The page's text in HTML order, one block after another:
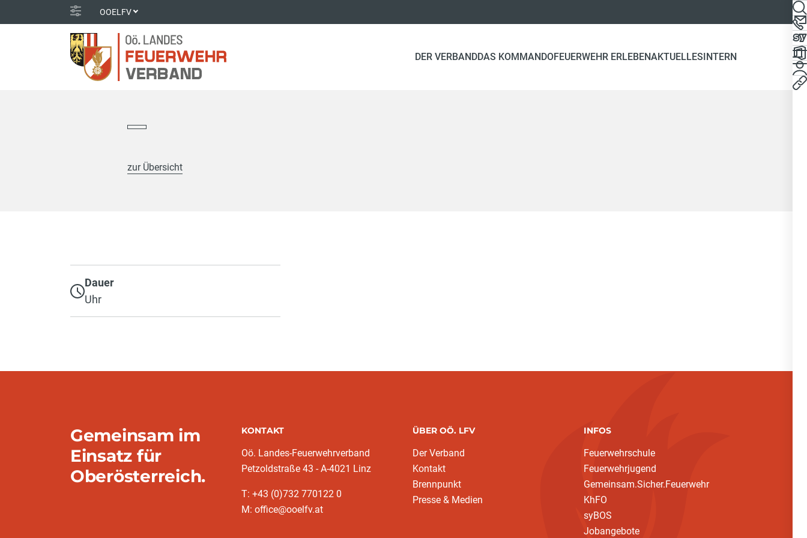
OOELFV
DER VERBANDDAS KOMMANDOFEUERWEHR ERLEBENAKTUELLESINTERN
zur Übersicht
Dauer
Uhr
Gemeinsam im
Einsatz für
Oberösterreich.
KONTAKT
Oö. Landes-Feuerwehrverband
Petzoldstraße 43 - A-4021 Linz
T: +43 (0)732 770122 0
M: office@ooelfv.at
ÜBER OÖ. LFV
Der Verband
Kontakt
Brennpunkt
Presse & Medien
INFOS
Feuerwehrschule
Feuerwehrjugend
Gemeinsam.Sicher.Feuerwehr
KhFO
syBOS
Jobangebote